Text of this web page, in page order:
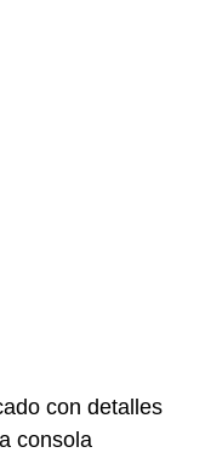
con detalles
consola